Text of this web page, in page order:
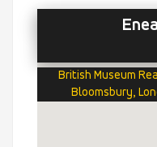
British Museum
Bloomsbury,